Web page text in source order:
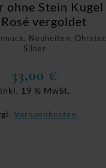
Neuheiten,
Silber
ohne Stein
vergoldet
33,00 €
inkl. 19 % MwSt.
Versandkosten